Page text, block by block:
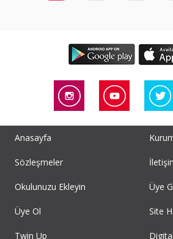
Anasayfa
Sözleşmeler
Okulunuzu Ekleyin Üye
Üye Ol Site
Twin Up